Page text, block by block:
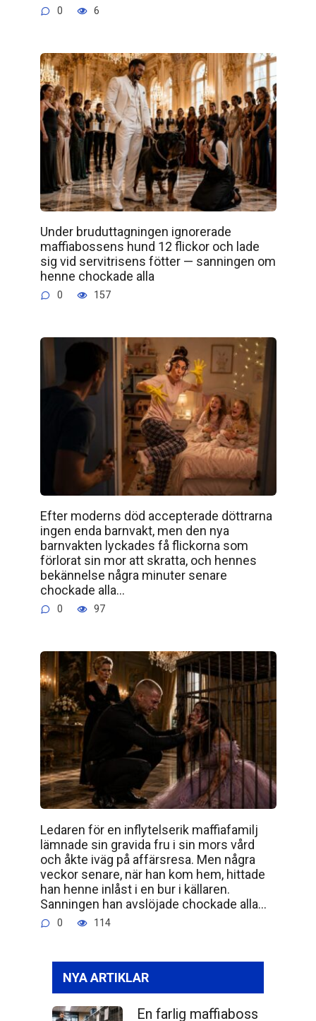
0 6
Under bruduttagningen ignorerade
maffiabossens hund 12 flickor och lade
sig vid servitrisens fötter — sanningen om
henne chockade alla
0 157
Efter moderns död accepterade döttrarna
ingen enda barnvakt, men den nya
barnvakten lyckades få flickorna som
förlorat sin mor att skratta, och hennes
bekännelse några minuter senare
chockade alla…
0 97
Ledaren för en inflytelserik maffiafamilj
lämnade sin gravida fru i sin mors vård
och åkte iväg på affärsresa. Men några
veckor senare, när han kom hem, hittade
han henne inlåst i en bur i källaren.
Sanningen han avslöjade chockade alla…
0 114
NYA ARTIKLAR
En farlig maffiaboss